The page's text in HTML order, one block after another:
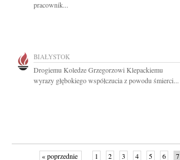
pracownik...
BIAŁYSTOK
Drogiemu Koledze Grzegorzowi Klepackiemu
wyrazy głębokiego współczucia z powodu śmierci...
« poprzednie 1 2 3 4 5 6 7